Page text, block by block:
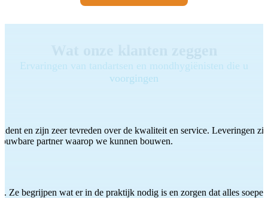
Ervaringen van tandartsen en mondhygiënisten die u
voorgingen
en zijn zeer tevreden over de kwaliteit en service. Leveringen
partner waarop we kunnen bouwen.
Ze begrijpen wat er in de praktijk nodig is en zorgen dat alles